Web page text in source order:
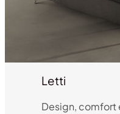
Letti
Design, comfort